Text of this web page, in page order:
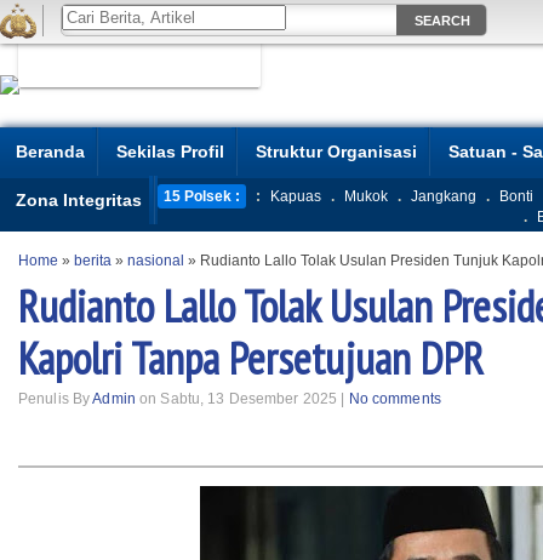
Beranda Sekilas Profil Struktur Organisasi Satuan -
Zona Integritas 15 Polsek : : Kapuas . Mukok . Jangkang .
Bonti
.
Home » berita » nasional » Rudianto Lallo Tolak Usulan Presiden Tunjuk
Rudianto Lallo Tolak Usulan
Kapolri Tanpa Persetujuan DPR
Penulis ByAdmin on Sabtu, 13 Desember 2025 | No comments